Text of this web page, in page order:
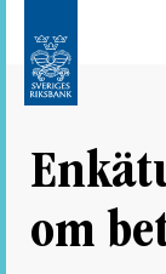
direkt
undersidor
om